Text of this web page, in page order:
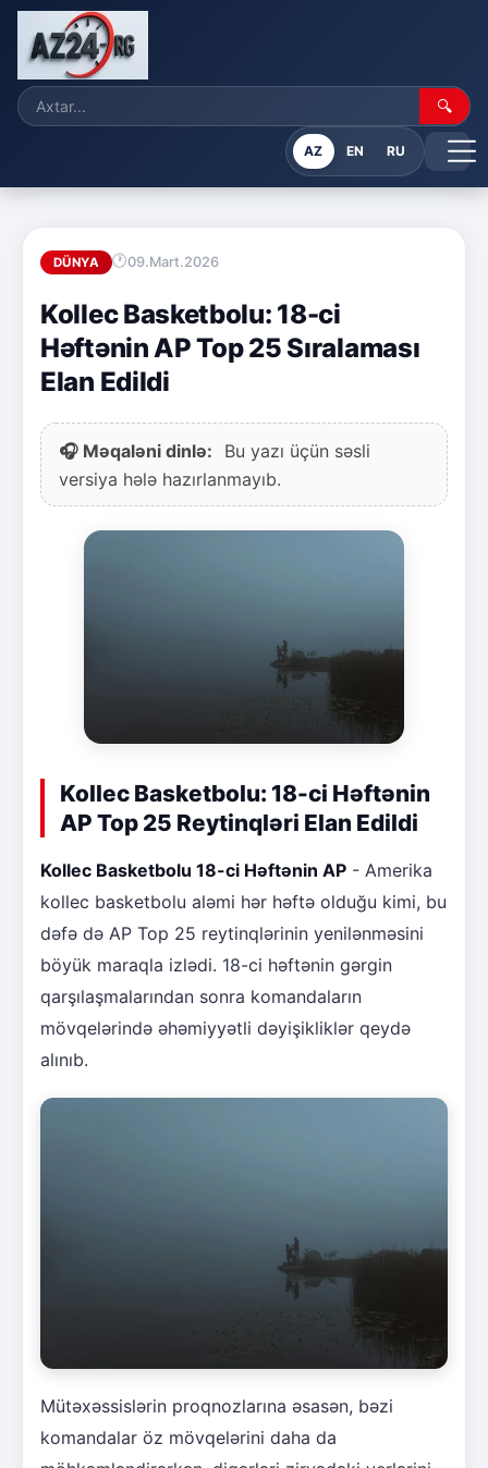
🔍
AZ EN RU
DÜNYA 09.Mart.2026
Kollec Basketbolu: 18-ci
Həftənin AP Top 25 Sıralaması
Elan Edildi
🎧 Məqaləni dinlə:
Bu yazı üçün səsli
versiya hələ hazırlanmayıb.
Kollec Basketbolu: 18-ci Həftənin
AP Top 25 Reytinqləri Elan Edildi
Kollec Basketbolu 18-ci Həftənin AP - Amerika
kollec basketbolu aləmi hər həftə olduğu kimi, bu
dəfə də AP Top 25 reytinqlərinin yenilənməsini
böyük maraqla izlədi. 18-ci həftənin gərgin
qarşılaşmalarından sonra komandaların
mövqelərində əhəmiyyətli dəyişikliklər qeydə
alınıb.
Mütəxəssislərin proqnozlarına əsasən, bəzi
komandalar öz mövqelərini daha da